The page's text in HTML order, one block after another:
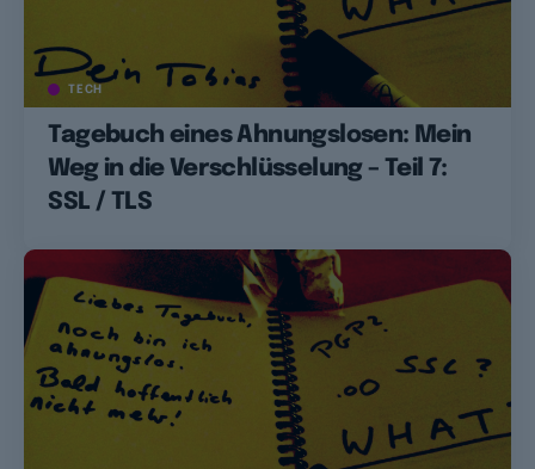
TECH
Tagebuch eines Ahnungslosen: Mein
Weg in die Verschlüsselung – Teil 7:
SSL / TLS